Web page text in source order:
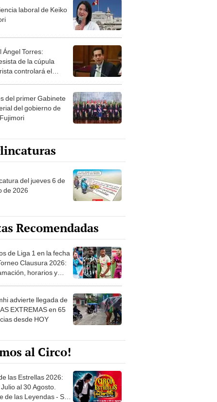
laboral de Keiko
Ángel Torres:
de la cúpula
controlará el
del primer Gabinete
del gobierno de
del jueves 6 de
de 2026
Recomendadas
de Liga 1 en la fecha
Clausura 2026:
horarios y
advierte llegada de
EXTREMAS en 65
desde HOY
al Circo!
las Estrellas 2026:
al 30 Agosto.
de las Leyendas - San